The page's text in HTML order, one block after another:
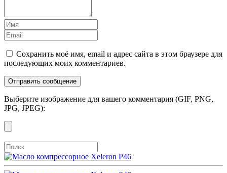
Сохранить моё имя, email и адрес сайта в этом браузере для
последующих моих комментариев.
Выберите изображение для вашего комментария (GIF, PNG,
JPG, JPEG):